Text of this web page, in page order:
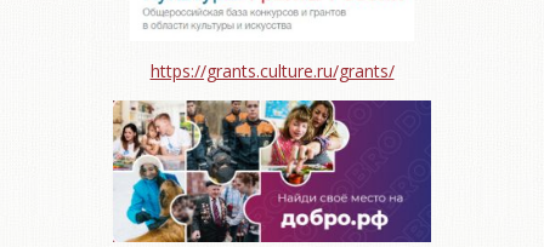
https://grants.culture.ru/grants/